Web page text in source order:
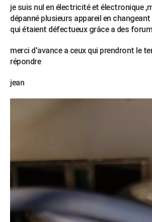
COPAINS D'AVANT
FORUM
Bricolage
Lifestyle
Culture
Sport
Auto
Television
Voyage
Cinema
je suis nul en électricité et électronique
dépanné plusieurs appareil en
qui étaient défectueux grâce a des
merci d'avance a ceux qui prendront le
répondre
jean